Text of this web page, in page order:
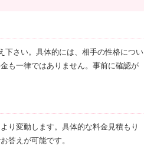
下さい。具体的には、相手の性格につい
も一律ではありません。事前に確認が
り変動します。具体的な料金見積もり
答えが可能です。